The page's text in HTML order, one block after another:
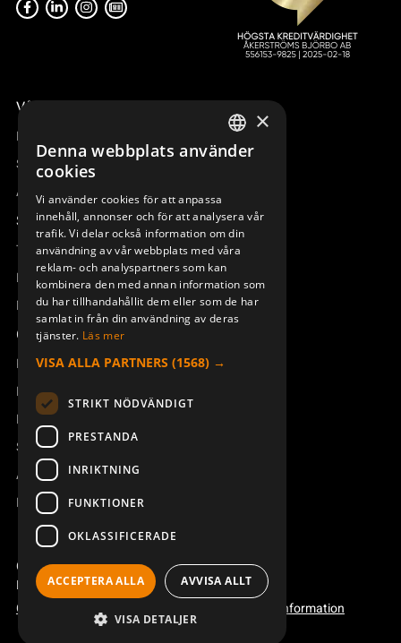
Våra radiostyrningar – översikt
Remotus
Sesam
Access_Ctrl
Support
Teknisk support
Boka service
Manualer och videoinstruktioner
Om Åkerströms
Kontakt
Nyheter
Pressrum
Säkerhet och direktiv
Allmänna villkor
REACH
Copyright ©2026 Åkerströms. All rights reserved.
Björbovägen 143, 786 97 Björbo.
Code of conduct
Webbplatsinformation
SWEDISH
DEUTSCH
×
Denna webbplats använder
cookies
Vi använder cookies för att anpassa
innehåll, annonser och för att analysera vår
trafik. Vi delar också information om din
användning av vår webbplats med våra
reklam- och analyspartners som kan
kombinera den med annan information som
du har tillhandahållit dem eller som de har
samlat in från din användning av deras
tjänster. Läs mer
VISA ALLA PARTNERS (1568) →
STRIKT NÖDVÄNDIGT
PRESTANDA
INRIKTNING
FUNKTIONER
OKLASSIFICERADE
ACCEPTERA ALLA AVVISA ALLT
VISA DETALJER